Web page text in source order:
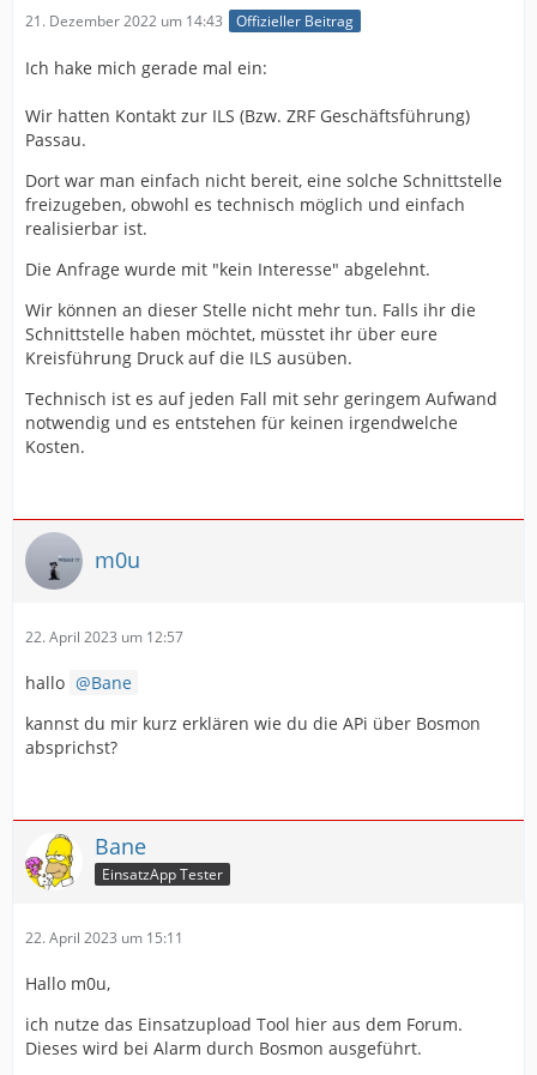
21. Dezember 2022 um 14:43 Offizieller Beitrag
Ich hake mich gerade mal ein:
Wir hatten Kontakt zur ILS (Bzw. ZRF Geschäftsführung)
Passau.
Dort war man einfach nicht bereit, eine solche Schnittstelle
freizugeben, obwohl es technisch möglich und einfach
realisierbar ist.
Die Anfrage wurde mit "kein Interesse" abgelehnt.
Wir können an dieser Stelle nicht mehr tun. Falls ihr die
Schnittstelle haben möchtet, müsstet ihr über eure
Kreisführung Druck auf die ILS ausüben.
Technisch ist es auf jeden Fall mit sehr geringem Aufwand
notwendig und es entstehen für keinen irgendwelche
Kosten.
m0u
22. April 2023 um 12:57
hallo
Bane
kannst du mir kurz erklären wie du die APi über Bosmon
absprichst?
Bane
EinsatzApp Tester
22. April 2023 um 15:11
Hallo m0u,
ich nutze das Einsatzupload Tool hier aus dem Forum.
Dieses wird bei Alarm durch Bosmon ausgeführt.